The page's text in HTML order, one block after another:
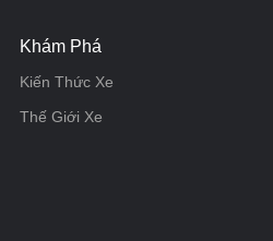
Khám Phá
Kiến Thức Xe
Thế Giới Xe